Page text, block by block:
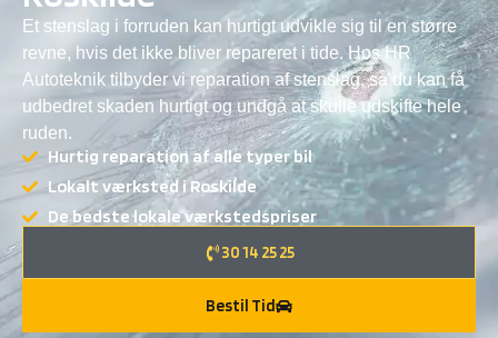
Et stenslag i forruden kan hurtigt udvikle sig til en større
revne, hvis det ikke bliver repareret i tide. Hos HR
Autoteknik tilbyder vireparation af stenslag, så du kan få
udbedret skaden hurtigt og undgå at skulle udskifte hele
ruden.
Hurtig reparation af alle typer bil
Lokalt værksted i Roskilde
De bedste lokale værkstedspriser
30 14 25 25
Bestil Tid